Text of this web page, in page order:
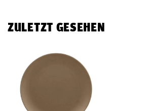
ZULETZT GESEHEN